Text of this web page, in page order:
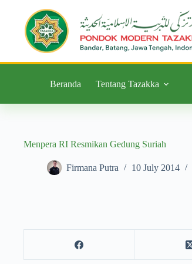
Beranda Tentang Tazakka
Menpera RI Resmikan Gedung Suriah
Firmana Putra 10 July 2014